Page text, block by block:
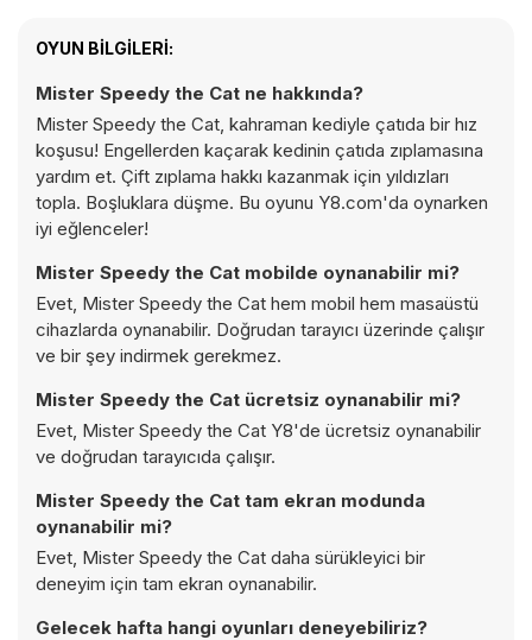
OYUN BILGILERI:
Mister Speedy the Cat ne hakkında?
Mister Speedy the Cat, kahraman kediyle çatıda bir hız
koşusu! Engellerden kaçarak kedinin çatıda zıplamasına
yardım et. Çift zıplama hakkı kazanmak için yıldızları
topla. Boşluklara düşme. Bu oyunu Y8.com'da oynarken
iyi eğlenceler!
Mister Speedy the Cat mobilde oynanabilir mi?
Evet, Mister Speedy the Cat hem mobil hem masaüstü
cihazlarda oynanabilir. Doğrudan tarayıcı üzerinde çalışır
ve bir şey indirmek gerekmez.
Mister Speedy the Cat ücretsiz oynanabilir mi?
Evet, Mister Speedy the Cat Y8'de ücretsiz oynanabilir
ve doğrudan tarayıcıda çalışır.
Mister Speedy the Cat tam ekran modunda
oynanabilir mi?
Evet, Mister Speedy the Cat daha sürükleyici bir
deneyim için tam ekran oynanabilir.
Gelecek hafta hangi oyunları deneyebiliriz?